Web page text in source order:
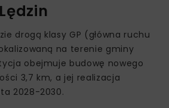
drogą klasy GP (główna ruchu
na terenie gminy
obejmuje budowę nowego
3,7 km, a jej realizacja
2028-2030.